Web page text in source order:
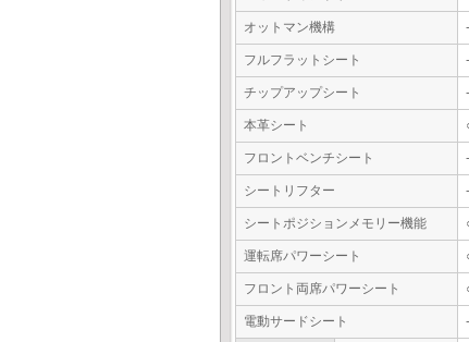
オットマン機構 -
フルフラットシート -
チップアップシート -
本革シート
フロントベンチシート -
シートリフター -
シートポジションメモリー機能
運転席パワーシート
フロント両席パワーシート
電動サードシート -